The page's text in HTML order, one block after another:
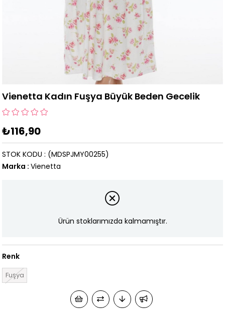
Vienetta Kadın Fuşya Büyük Beden Gecelik
₺116,90
(MDSPJMY00255)
STOK KODU
Marka : Vienetta
Ürün stoklarımızda kalmamıştır.
Renk
Fuşya